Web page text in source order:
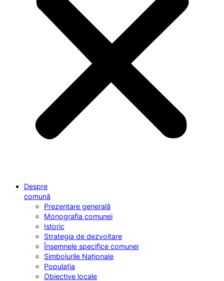
Despre
comună
Prezentare generală
Monografia comunei
Istoric
Strategia de dezvoltare
Însemnele specifice comunei
Simbolurile Naționale
Populația
Obiective locale